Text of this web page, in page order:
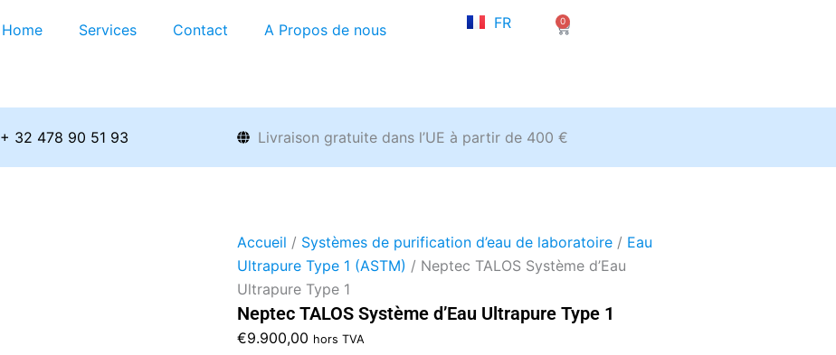
Home Services Contact A Propos de nous FR
EN
0
Panier
+ 32 478 90 51 93 Livraison gratuite dans l’UE à partir de 400 €
Accueil / Systèmes de purification d’eau de laboratoire / Eau
Ultrapure Type 1 (ASTM) / Neptec TALOS Système d’Eau
Ultrapure Type 1
Neptec TALOS Système d’Eau Ultrapure Type 1
€9.900,00 hors TVA